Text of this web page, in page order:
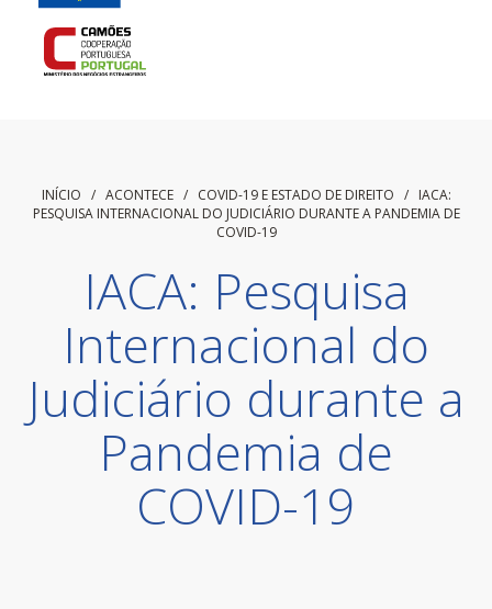
INÍCIO / ACONTECE / COVID-19 E ESTADO DE DIREITO / IACA:
PESQUISA INTERNACIONAL DO JUDICIÁRIO DURANTE A PANDEMIA DE
COVID-19
IACA: Pesquisa
Internacional do
Judiciário durante a
Pandemia de
COVID-19